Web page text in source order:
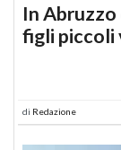
In Abruzzo
figli piccoli
di Redazione